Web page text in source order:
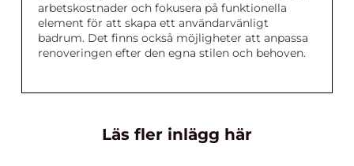
arbetskostnader och fokusera på funktionella
element för att skapa ett användarvänligt
badrum. Det finns också möjligheter att anpassa
renoveringen efter den egna stilen och behoven.
Läs fler inlägg här